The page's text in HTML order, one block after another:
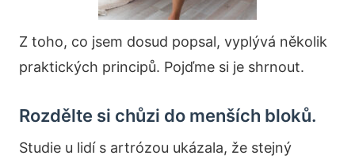
Z toho, co jsem dosud popsal, vyplývá několik
praktických principů. Pojďme si je shrnout.
Rozdělte si chůzi do menších bloků.
Studie u lidí s artrózou ukázala, že stejný